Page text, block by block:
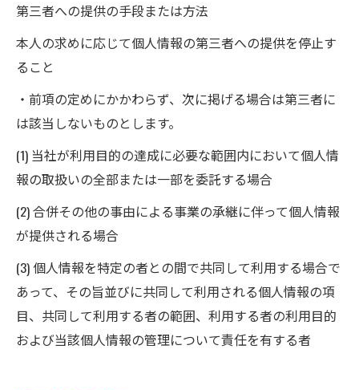
第三者への提供の手段または方法
本人の求めに応じて個人情報の第三者への提供を停止す
ること
・前項の定めにかかわらず、次に掲げる場合は第三者に
は該当しないものとします。
(1) 当社が利用目的の達成に必要な範囲内において個人情
報の取扱いの全部または一部を委託する場合
(2) 合併その他の事由による事業の承継に伴って個人情報
が提供される場合
(3) 個人情報を特定の者との間で共同して利用する場合で
あって、その旨並びに共同して利用される個人情報の項
目、共同して利用する者の範囲、利用する者の利用目的
および当該個人情報の管理について責任を有する者